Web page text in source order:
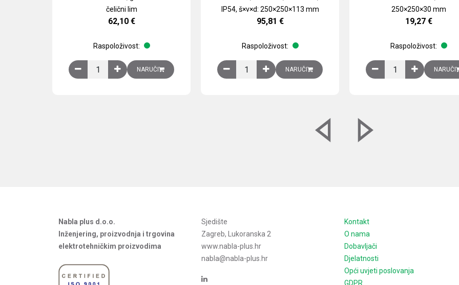
čelični lim
62,10 €
Raspoloživost:
Obična montažna ploča V1000xŠ800mm, galvanizirani čelični lim količina
NARUČI
IP54, š×v×d: 250×250×113 mm
95,81 €
Raspoloživost:
Ventilator 255(290) m3/h, 40 W, 230V AC, 50/60 Hz, RAL 7035,
NARUČI
250×250×30 mm
19,27 €
Raspoloživost:
Izlazna rešetka saNARUČI
Nabla plus d.o.o.
Inženjering, proizvodnja i trgovina
elektrotehničkim proizvodima
Sjedište
Zagreb, Lukoranska 2
www.nabla-plus.hr
nabla@nabla-plus.hr
Kontakt
O nama
Dobavljači
Djelatnosti
Opći uvjeti poslovanja
GDPR